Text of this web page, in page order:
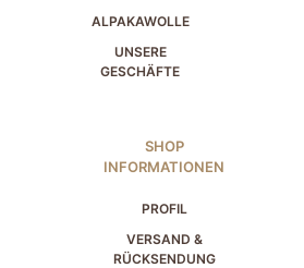
ALPAKAWOLLE
UNSERE
GESCHÄFTE
SHOP
INFORMATIONEN
PROFIL
VERSAND &
RÜCKSENDUNG